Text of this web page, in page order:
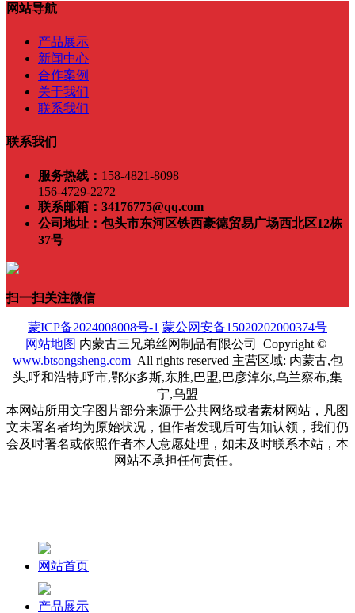
网站导航
产品展示
新闻中心
合作案例
关于我们
联系我们
联系我们
服务热线： 158-4821-8098
156-4729-2272
联系邮箱： 34176775@qq.com
公司地址： 包头市东河区铁西豪德贸易广场西北区12栋
37号
扫一扫关注微信
蒙ICP备2024008008号-1 蒙公网安备15020202000374号
网站地图 内蒙古三兄弟丝网制品有限公司 Copyright ©
www.btsongsheng.comAll rights reserved 主营区域: 内蒙古,包
头,呼和浩特,呼市,鄂尔多斯,东胜,巴盟,巴彦淖尔,乌兰察布,集
宁,乌盟
本网站所用文字图片部分来源于公共网络或者素材网站，凡图
文未署名者均为原始状况，但作者发现后可告知认领，我们仍
会及时署名或依照作者本人意愿处理，如未及时联系本站，本
网站不承担任何责任。
网站首页
产品展示